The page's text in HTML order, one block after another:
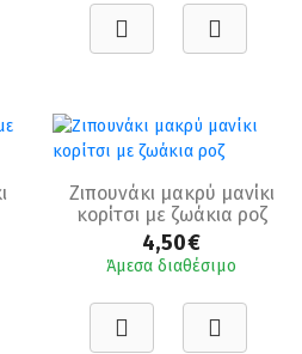
Ζιπουνάκι μακρύ μανίκι
κορίτσι με ζωάκια ροζ
4,50€
Άμεσα διαθέσιμο